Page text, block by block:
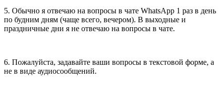
5. Обычно я отвечаю на вопросы в чате WhatsApp 1 раз в день
по будним дням (чаще всего, вечером). В выходные и
праздничные дни я не отвечаю на вопросы в чате.
6. Пожалуйста, задавайте ваши вопросы в текстовой форме, а
не в виде аудиосообщений.